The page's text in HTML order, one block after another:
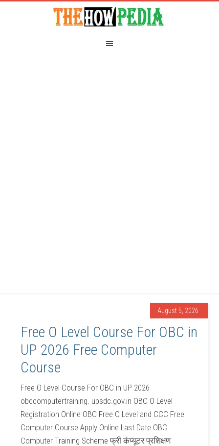
August 5, 2026
Free O Level Course For OBC in
UP 2026 Free Computer
Course
Free O Level Course For OBC in UP 2026
obccomputertraining. upsdc.gov.in OBC O Level
Registration Online OBC Free O Level and CCC Free
Computer Course Apply Online Last Date OBC
Computer Training Scheme फ्री कंप्यूटर प्रशिक्षण